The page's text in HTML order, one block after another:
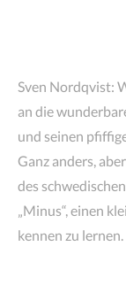
Sven Nordqvist:
an die
und seinen
Ganz anders,
des
„Minus“, einen
kennen zu lernen.